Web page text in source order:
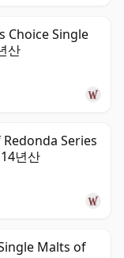
Choice Single
산
Series
년산
Malts of